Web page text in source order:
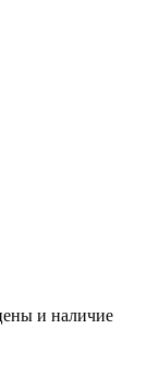
и наличие